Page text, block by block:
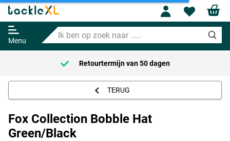
Menu
Ik
ben
op
zoek
naar
Profile
Fox Collection Bobble Hat
Green/Black
Adviesprijs
14.95
13.95
Retourtermijn van 50 dagen
TERUG
Fox Collection Bobble Hat
Green/Black